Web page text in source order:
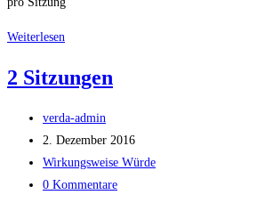
Weiterlesen
Minuten
2 Sitzungen
Beitrags-
Autor:
verda-admin
Beitrag
veröffentlicht:
2. Dezember 2016
Beitrags-
Kategorie:
Wirkungsweise Würde
Beitrags-
0 Kommentare